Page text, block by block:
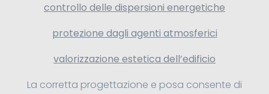
controllo delle dispersioni energetiche
protezione dagli agenti atmosferici
valorizzazione estetica dell’edificio
La corretta progettazione e posa consente di